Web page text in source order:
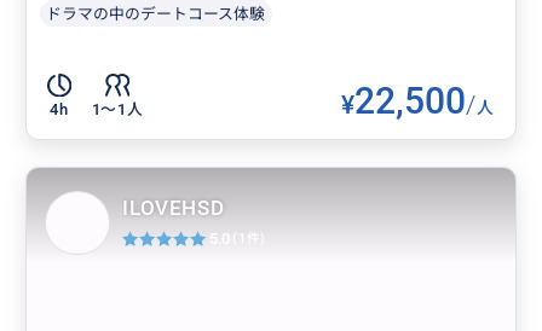
ドラマの中のデートコース体験
4h 1〜1人 ¥22,500/人
ILOVEHSD
5.0 (1件)